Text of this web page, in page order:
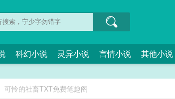
科幻小说 灵异小说 言情小说 其他小说
可怜的社畜TXT免费笔趣阁